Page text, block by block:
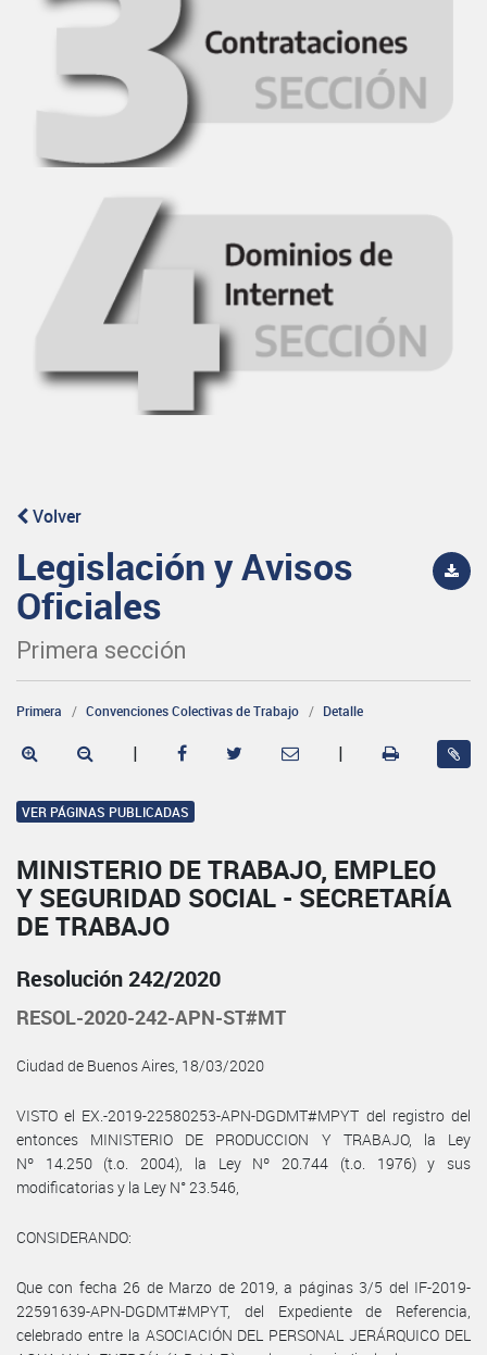
Volver
Legislación y Avisos
Oficiales
Primera sección
Primera Convenciones Colectivas de Trabajo Detalle
| |
VER PÁGINAS PUBLICADAS
MINISTERIO DE TRABAJO, EMPLEO
Y SEGURIDAD SOCIAL - SECRETARÍA
DE TRABAJO
Resolución 242/2020
RESOL-2020-242-APN-ST#MT
Ciudad de Buenos Aires, 18/03/2020
VISTO el EX.-2019-22580253-APN-DGDMT#MPYT del registro del
entonces MINISTERIO DE PRODUCCION Y TRABAJO, la Ley
Nº 14.250 (t.o. 2004), la Ley Nº 20.744 (t.o. 1976) y sus
modificatorias y la Ley N° 23.546,
CONSIDERANDO:
Que con fecha 26 de Marzo de 2019, a páginas 3/5 del IF-2019-
22591639-APN-DGDMT#MPYT, del Expediente de Referencia,
celebrado entre la ASOCIACIÓN DEL PERSONAL JERÁRQUICO DEL